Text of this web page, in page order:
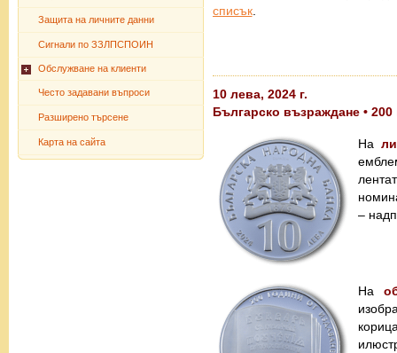
Защита на личните данни
Сигнали по ЗЗЛПСПОИН
Обслужване на клиенти
Често задавани въпроси
Разширено търсене
Карта на сайта
списък.
10 лева, 2024 г.
Българско възраждане •
На
–
На